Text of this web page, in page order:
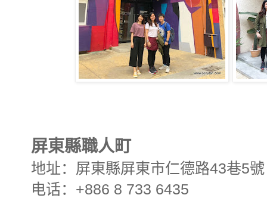
屏東縣職人町
地址：屏東縣屏東市仁德路43巷5號
电话：+886 8 733 6435